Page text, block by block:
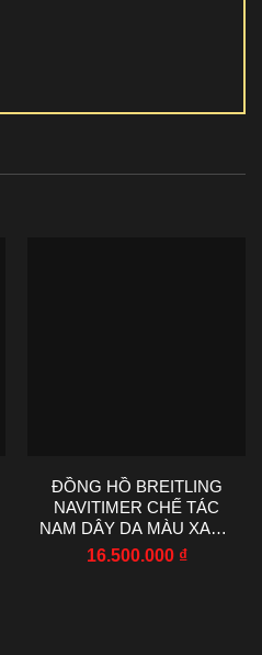
ĐỒNG HỒ BREITLING
NAVITIMER CHẾ TÁC
NAM DÂY DA MÀU XANH
NHÀ MÁY EF 43MM
16.500.000 ₫